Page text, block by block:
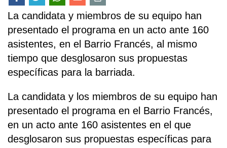
La candidata y miembros de su equipo han
presentado el programa en un acto ante 160
asistentes, en el Barrio Francés, al mismo
tiempo que desglosaron sus propuestas
específicas para la barriada.
La candidata y los miembros de su equipo han
presentado el programa en el Barrio Francés,
en un acto ante 160 asistentes en el que
desglosaron sus propuestas específicas para